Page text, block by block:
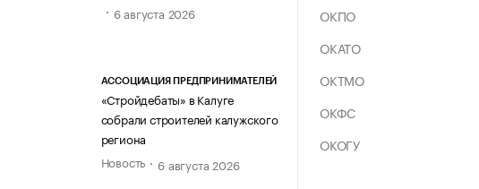
6 августа 2026
АССОЦИАЦИЯ ПРЕДПРИНИМАТЕЛЕЙ
«Стройдебаты» в Калуге
собрали строителей калужского
региона
Новость
6 августа 2026
ОКПО
ОКАТО
ОКТМО
ОКФС
ОКОГУ